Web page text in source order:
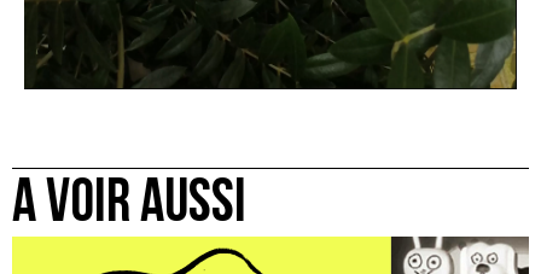
A VOIR AUSSI